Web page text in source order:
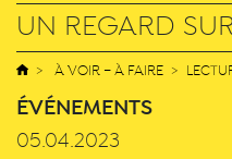
UN REGARD
À VOIR – À FAIRE
ÉVÉNEMENTS
05.04.2023